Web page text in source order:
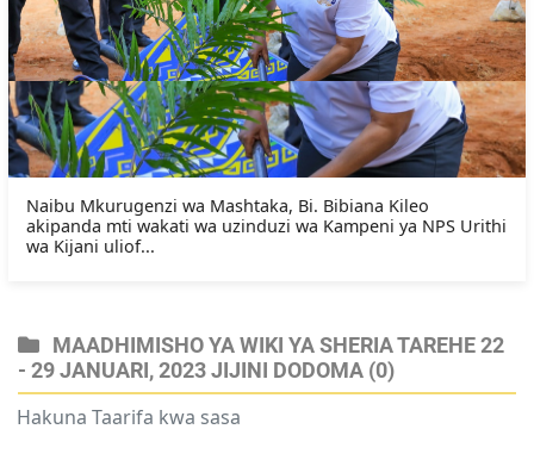
Naibu Mkurugenzi wa Mashtaka, Bi. Bibiana Kileo
akipanda mti wakati wa uzinduzi wa Kampeni ya NPS Urithi
wa Kijani uliof...
MAADHIMISHO YA WIKI YA SHERIA TAREHE 22
- 29 JANUARI, 2023 JIJINI DODOMA (0)
Hakuna Taarifa kwa sasa